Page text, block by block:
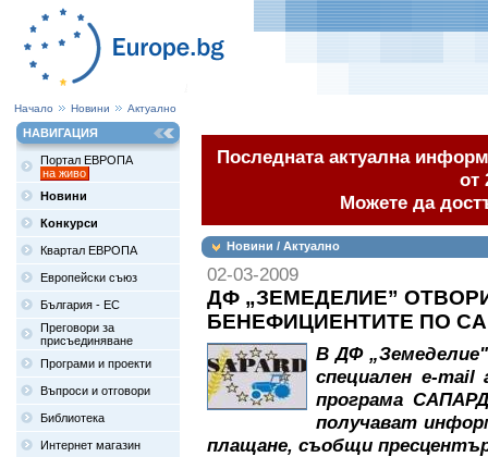
Начало Новини Актуално
НАВИГАЦИЯ
Портал ЕВРОПА
на живо
Новини
Конкурси
Квартал ЕВРОПА
Европейски съюз
България - ЕС
Преговори за
присъединяване
Програми и проекти
Въпроси и отговори
Библиотека
Интернет магазин
Последната актуална
от
Можете да
Новини / Актуално
02-03-2009
ДФ „ЗЕМЕДЕЛИЕ”
БЕНЕФИЦИЕНТИТЕ ПО
В ДФ
специален e-
програма
получават
плащане, съобщи